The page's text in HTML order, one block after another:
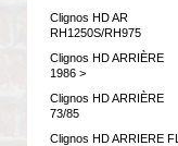
Clignos HD AR
RH1250S/RH975
Clignos HD ARRIÈRE
1986 >
Clignos HD ARRIÈRE
73/85
Clignos HD ARRIERE FL